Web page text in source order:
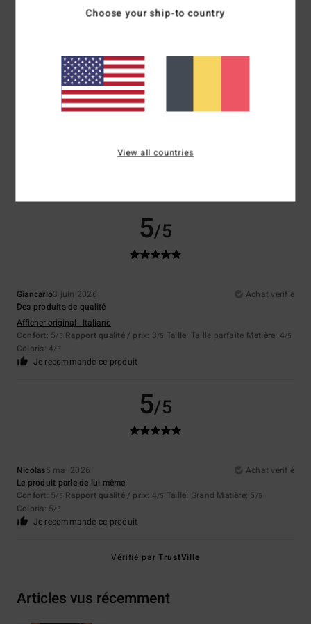
Confort
Rapport qualité / prix
Taille
Trop petit Trop grand
4.5
5/5
Giancarlo3 juin 2026
Achat vérifié
Des produits de qualité
Afficher original - Italiano
Confort: 5/5 Rapport qualité / prix: 3/5 Taille: Taille parfaite Matière: 4/5
Coloris: 4/5
Je recommande ce produit
5/5
Nicolas5 mai 2026
Achat vérifié
Le produit parle de lui même
Confort: 5/5 Rapport qualité / prix: 4/5 Taille: Grand Matière: 5 /5
Coloris: 5/5
Je recommande ce produit
Vérifié parTrustVille
Articles vus récemment
Choose your ship-to country
View all countries